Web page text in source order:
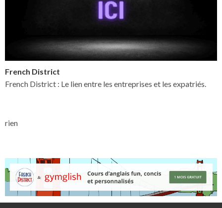
French District
French District : Le lien entre les entreprises et les expatriés.
rien